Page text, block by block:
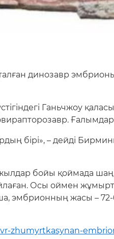
динозавр
Ганьчжоу
бірі», – дейді
бойы қоймада
Осы оймен
эмбрионның жасы –
zhumyrtkasynan-